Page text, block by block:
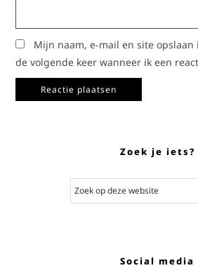
Mijn naam, e-mail en site
de volgende keer wanneer ik een
Zoek je iets?
Social media